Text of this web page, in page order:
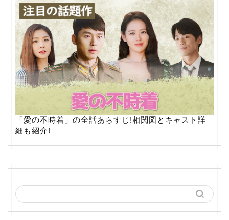
「愛の不時着」の全話あらすじ!相関図とキャスト詳
細も紹介!